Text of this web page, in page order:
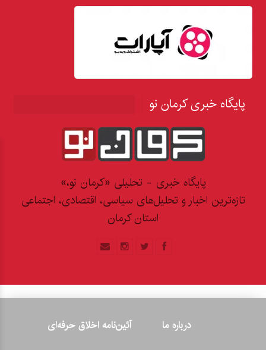
پایگاه خبری کرمان نو
پایگاه خبری - تحلیلی «کرمان نو،»
تازه‌ترین اخبار و تحلیل‌های سیاسی، اقتصادی، اجتماعی
استان کرمان
درباره ما
آئین‌نامه اخلاق حرفه‌ای